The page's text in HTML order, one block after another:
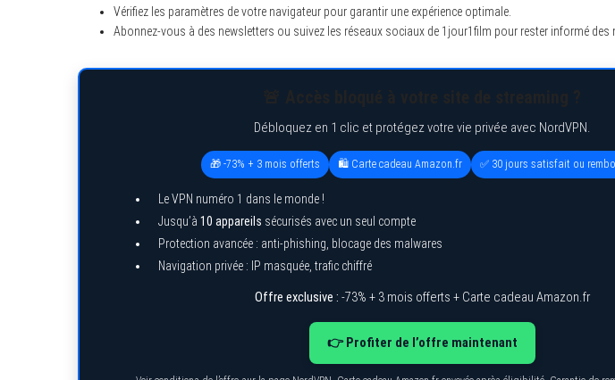
Vérifiez les paramètres de votre navigateur pour garantir une expérience optimale.
Abonnez-vous à des newsletters ou suivez les réseaux sociaux de 1jour1film pour rester informé des
Débloquez en 1 clic et protégez votre vie privée avec NordVPN.
🎁 -73% + 3 mois offerts 🛍️ Carte cadeau Amazon.fr ✅ 30 jours satisfait ou
Le VPN numéro 1 dans le monde !
Jusqu’à 10 appareils sécurisés avec un seul compte
Protection avancée : anti-phishing, blocage des malwares
Navigation privée : IP masquée, trafic chiffré
Offre exclusive : -73% + 3 mois offerts + Carte cadeau Amazon.fr
👉 Profiter de l’offre maintenant